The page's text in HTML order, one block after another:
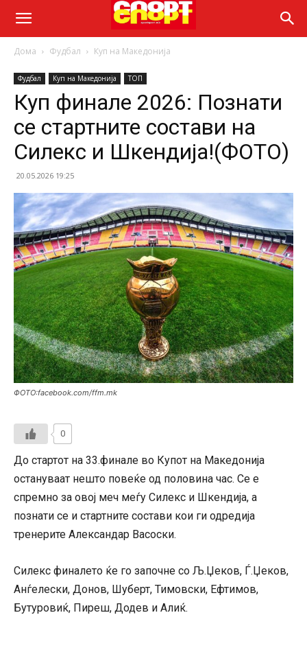
Дома Фудбал Куп на Македонија
Фудбал Куп на Македонија ТОП
Куп финале 2026: Познати
се стартните состави на
Силекс и Шкендија!(ФОТО)
20.05.2026 19:25
ФОТО:facebook.com/ffm.mk
0
До стартот на 33.финале во Купот на Македонија
остануваат нешто повеќе од половина час. Се е
спремно за овој меч меѓу Силекс и Шкендија, а
познати се и стартните состави кои ги одредија
тренерите Александар Васоски.
Силекс финалето ќе го започне со Љ.Џеков, Ѓ.Џеков,
Анѓелески, Донов, Шуберт, Тимовски, Ефтимов,
Бутуровиќ, Пиреш, Додев и Алиќ.